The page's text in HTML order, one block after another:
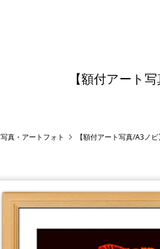
【額付アート
写真・アートフォト 【額付アート写真/A3ノ